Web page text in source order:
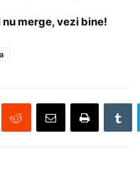
nu merge, vezi bine!